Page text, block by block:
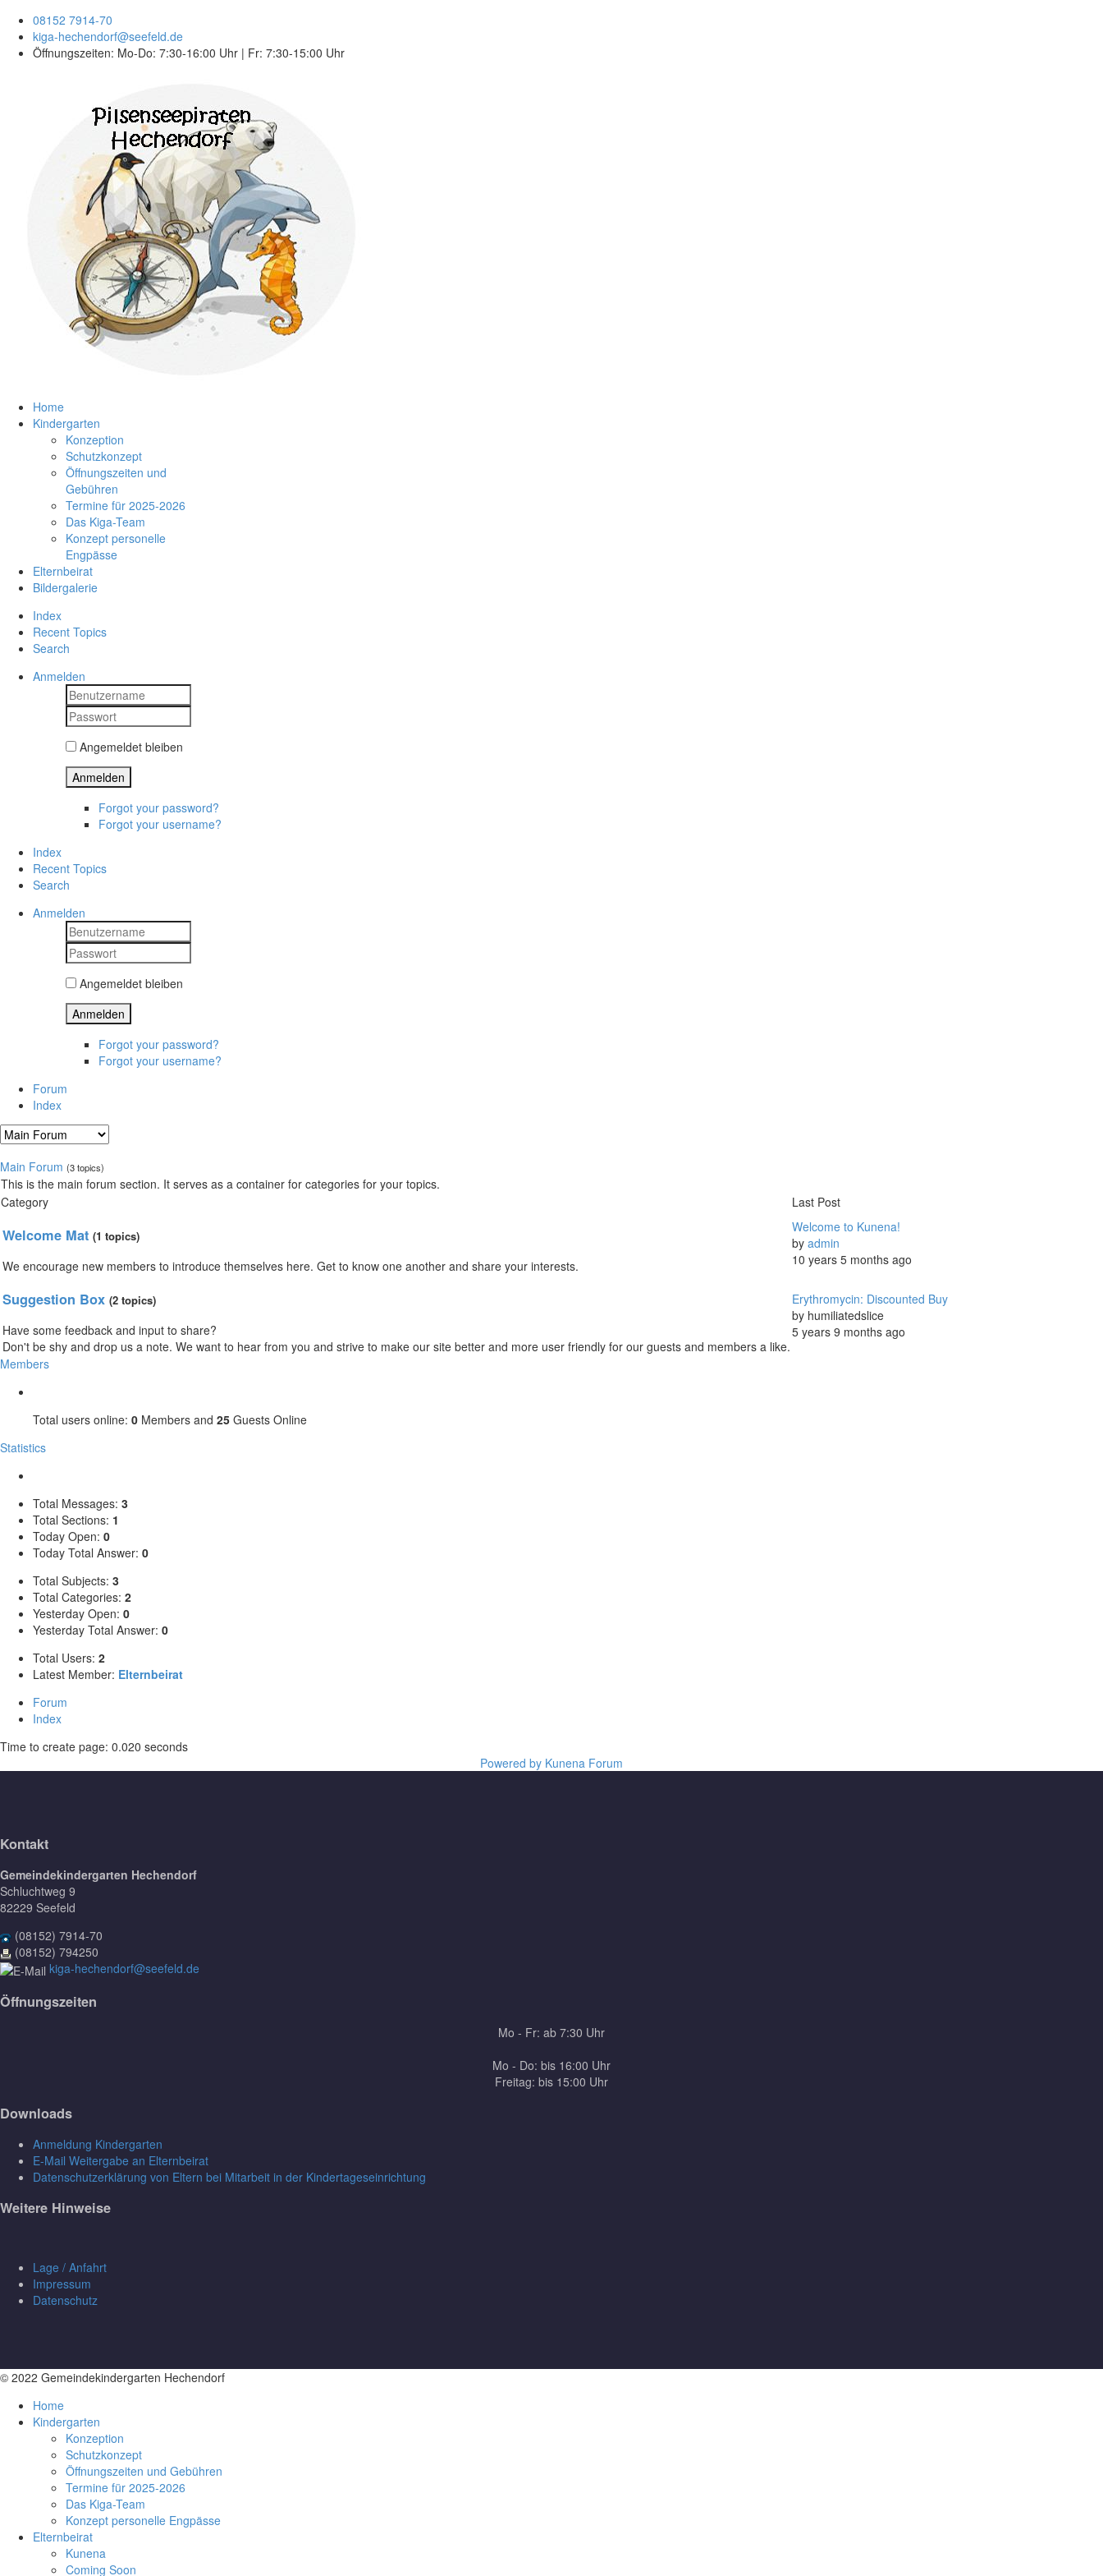
08152 7914-70
kiga-hechendorf@seefeld.de
Öffnungszeiten: Mo-Do: 7:30-16:00 Uhr | Fr: 7:30-15:00 Uhr
Home
Kindergarten
Konzeption
Schutzkonzept
Öffnungszeiten und
Gebühren
Termine für 2025-2026
Das Kiga-Team
Konzept personelle
Engpässe
Elternbeirat
Bildergalerie
Index
Recent Topics
Search
Anmelden
Angemeldet bleiben
Anmelden
Forgot your password?
Forgot your username?
Index
Recent Topics
Search
Anmelden
Angemeldet bleiben
Anmelden
Forgot your password?
Forgot your username?
Forum
Index
Main Forum (3 topics)
This is the main forum section. It serves as a container for categories for your topics.
Category
Last Post
Welcome Mat (1 topics)
We encourage new members to introduce themselves here. Get to know one another and share your interests.
Welcome to Kunena!
by admin
10 years 5 months ago
Suggestion Box (2 topics)
Have some feedback and input to share?
Don't be shy and drop us a note. We want to hear from you and strive to make our site better and more user friendly for our guests and members a like.
Erythromycin: Discounted Buy
by humiliatedslice
5 years 9 months ago
Members
Total users online: 0 Members and 25 Guests Online
Statistics
Total Messages: 3
Total Sections: 1
Today Open: 0
Today Total Answer: 0
Total Subjects: 3
Total Categories: 2
Yesterday Open: 0
Yesterday Total Answer: 0
Total Users: 2
Latest Member: Elternbeirat
Forum
Index
Time to create page: 0.020 seconds
Powered by Kunena Forum
Kontakt
Gemeindekindergarten Hechendorf
Schluchtweg 9
82229 Seefeld
(08152) 7914-70
(08152) 794250
kiga-hechendorf@seefeld.de
Öffnungszeiten
Mo - Fr: ab 7:30 Uhr
Mo - Do: bis 16:00 Uhr
Freitag: bis 15:00 Uhr
Downloads
Anmeldung Kindergarten
E-Mail Weitergabe an Elternbeirat
Datenschutzerklärung von Eltern bei Mitarbeit in der Kindertageseinrichtung
Weitere Hinweise
Lage / Anfahrt
Impressum
Datenschutz
© 2022 Gemeindekindergarten Hechendorf
Home
Kindergarten
Konzeption
Schutzkonzept
Öffnungszeiten und Gebühren
Termine für 2025-2026
Das Kiga-Team
Konzept personelle Engpässe
Elternbeirat
Kunena
Coming Soon